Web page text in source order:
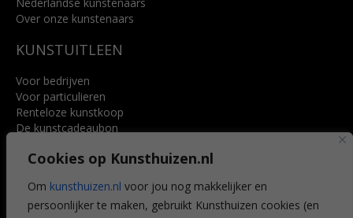
Cookies op Kunsthuizen.nl
Om kunsthuizen.nl voor jou nog makkelijker en
persoonlijker te maken, gebruikt Kunsthuizen cookies (en
Over onze kunstenaars
KUNSTUITLEEN
Voor bedrijven
Voor particulieren
Renteloze kunstkoop
De kunstcadeaubon
Voordelen
Veelgestelde vragen